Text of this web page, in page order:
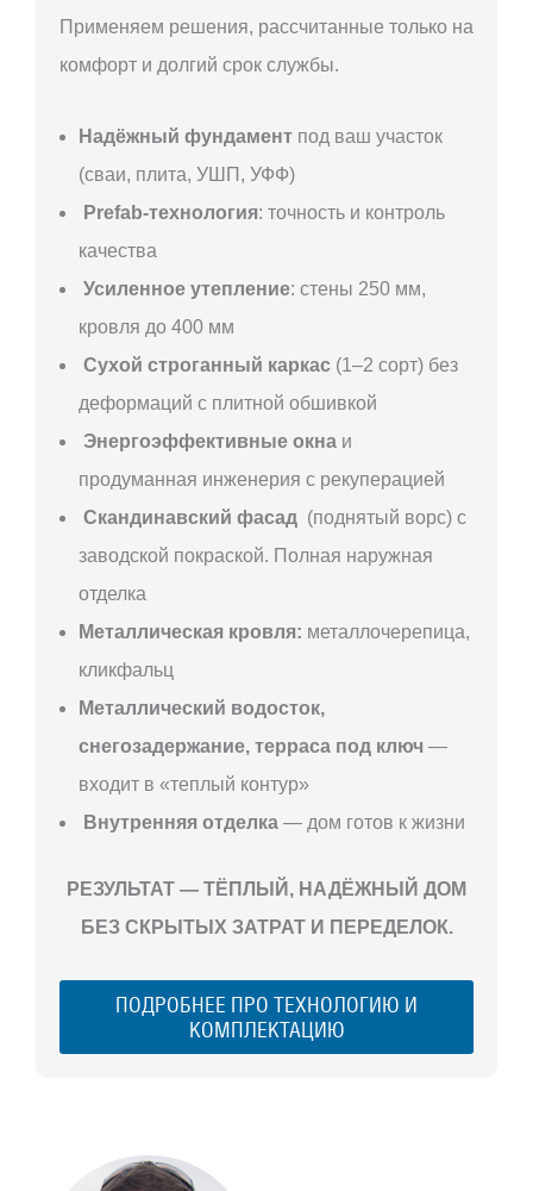
Применяем решения, рассчитанные только на
комфорт и долгий срок службы.
Надёжный фундамент под ваш участок
(сваи, плита, УШП, УФФ)
Prefab-технология: точность и контроль
качества
Усиленное утепление: стены 250 мм,
кровля до 400 мм
Сухой строганный каркас (1–2 сорт) без
деформаций с плитной обшивкой
Энергоэффективные окна и
продуманная инженерия с рекуперацией
Скандинавский фасад (поднятый ворс) с
заводской покраской. Полная наружная
отделка
Металлическая кровля: металлочерепица,
кликфальц
Металлический водосток,
снегозадержание, терраса под ключ —
входит в «теплый контур»
Внутренняя отделка — дом готов к жизни
РЕЗУЛЬТАТ — ТЁПЛЫЙ, НАДЁЖНЫЙ ДОМ
БЕЗ СКРЫТЫХ ЗАТРАТ И ПЕРЕДЕЛОК.
ПОДРОБНЕЕ ПРО ТЕХНОЛОГИЮ И
КОМПЛЕКТАЦИЮ